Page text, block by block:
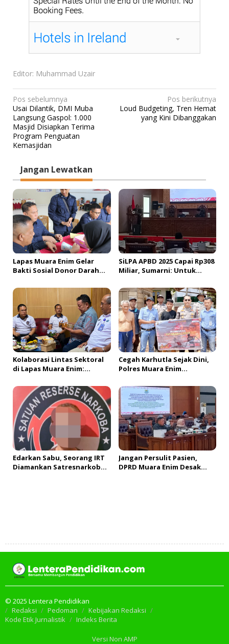
Editor: Muhammad Uzair
N
a
v
i
a
s
i
p
o
s
Pos sebelumnya
Usai Dilantik, DMI Muba
Langsung Gaspol: 1.000
Masjid Disiapkan Terima
Program Penguatan
Kemasjidan
Pos berikutnya
Loud Budgeting, Tren Hemat
yang Kini Dibanggakan
Jangan Lewatkan
Lapas Muara Enim Gelar
Bakti Sosial Donor Darah
Memperingati HUT ke-81
Republik Indonesia
SiLPA APBD 2025 Capai Rp308
Miliar, Sumarni: Untuk
Kolaborasi Lintas Sektoral
di Lapas Muara Enim:
Narkotika Sekaligus
Promosikan Sapena Bakery
Cegah Karhutla Sejak Dini,
Polres Muara Enim
Edarkan Sabu, Seorang IRT
Diamankan Satresnarkoba
Jangan Persulit Pasien,
DPRD Muara Enim Desak
© 2025 Lentera Pendidikan
Redaksi
Pedoman
Kebijakan Redaksi
Kode Etik Jurnalistik
Indeks Berita
Versi Non AMP